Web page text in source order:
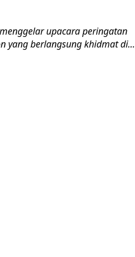
upacara peringatan
yang berlangsung khidmat di...